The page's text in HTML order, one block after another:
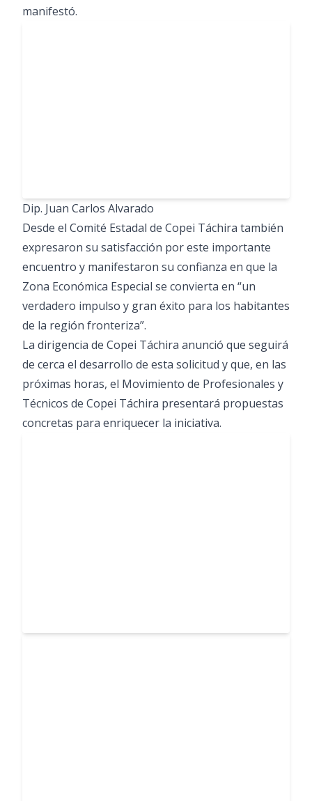
manifestó.
Dip. Juan Carlos Alvarado
Desde el Comité Estadal de Copei Táchira también
expresaron su satisfacción por este importante
encuentro y manifestaron su confianza en que la
Zona Económica Especial se convierta en “un
verdadero impulso y gran éxito para los habitantes
de la región fronteriza”.
La dirigencia de Copei Táchira anunció que seguirá
de cerca el desarrollo de esta solicitud y que, en las
próximas horas, el Movimiento de Profesionales y
Técnicos de Copei Táchira presentará propuestas
concretas para enriquecer la iniciativa.